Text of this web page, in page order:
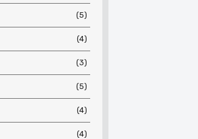
(5)
(4)
(3)
(5)
(4)
(4)